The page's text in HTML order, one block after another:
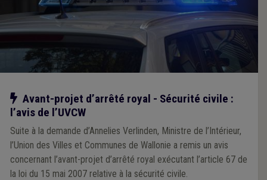
Notre action
Avant-projet d’arrêté royal - Sécurité civile :
l’avis de l’UVCW
Suite à la demande d’Annelies Verlinden, Ministre de l’Intérieur,
l’Union des Villes et Communes de Wallonie a remis un avis
concernant l’avant-projet d’arrêté royal exécutant l’article 67 de
la loi du 15 mai 2007 relative à la sécurité civile.